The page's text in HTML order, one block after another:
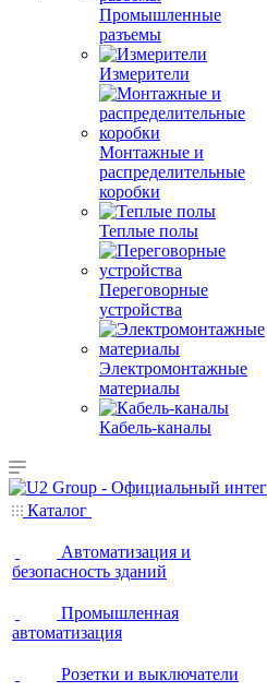
Промышленные
разъемы
Измерители
Монтажные и
распределительные
коробки
Теплые полы
Переговорные
устройства
Электромонтажные
материалы
Кабель-каналы
Каталог
Автоматизация и
безопасность зданий
Промышленная
автоматизация
Розетки и выключатели